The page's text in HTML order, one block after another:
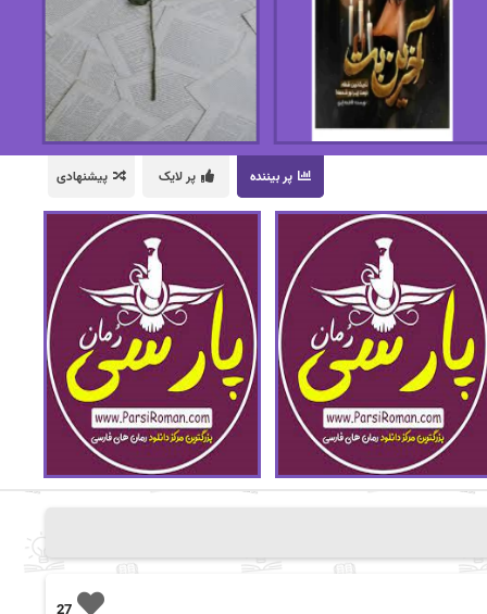
پر بیننده پر لایک پیشنهادی